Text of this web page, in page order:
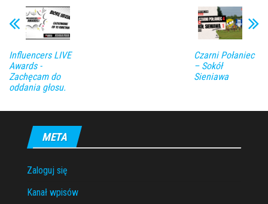
Influencers LIVE
Awards -
Zachęcam do
oddania głosu.
Czarni Połaniec
– Sokół
Sieniawa
META
Zaloguj się
Kanał wpisów